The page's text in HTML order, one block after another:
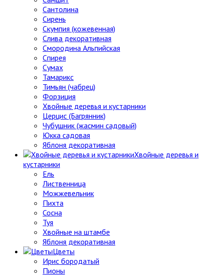
Сантолина
Сирень
Скумпия (кожевенная)
Слива декоративная
Смородина Альпийская
Спирея
Сумах
Тамарикс
Тимьян (чабрец)
Форзиция
Хвойные деревья и кустарники
Церцис (Багрянник)
Чубушник (жасмин садовый)
Юкка садовая
Яблоня декоративная
Хвойные деревья и
кустарники
Ель
Лиственница
Можжевельник
Пихта
Сосна
Туя
Хвойные на штамбе
Яблоня декоративная
Цветы
Ирис бородатый
Пионы